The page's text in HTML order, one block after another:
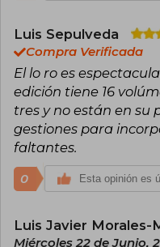
Luis Sepulveda
Compra Verificada
El lo ro es
edición tiene 16
tres y no están en su
gestiones para
faltantes.
0 Esta opinión es
Luis Javier Morales-
Miércoles 22 de Junio,